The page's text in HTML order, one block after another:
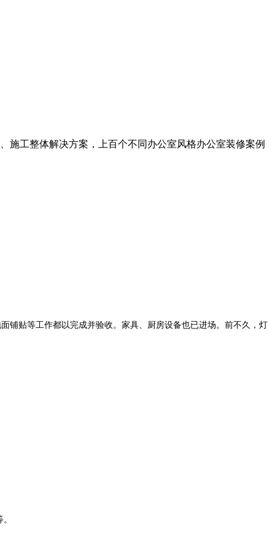
施工整体解决方案，上百个不同办公室风格办公室装修案例
铺贴等工作都以完成并验收。家具、厨房设备也已进场。前不久，灯